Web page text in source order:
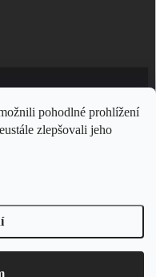
pohodlné prohlížení
zlepšovali jeho